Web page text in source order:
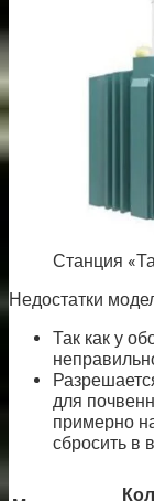
Станция
Недостатки
Так как у
для
примерно
сбросить в